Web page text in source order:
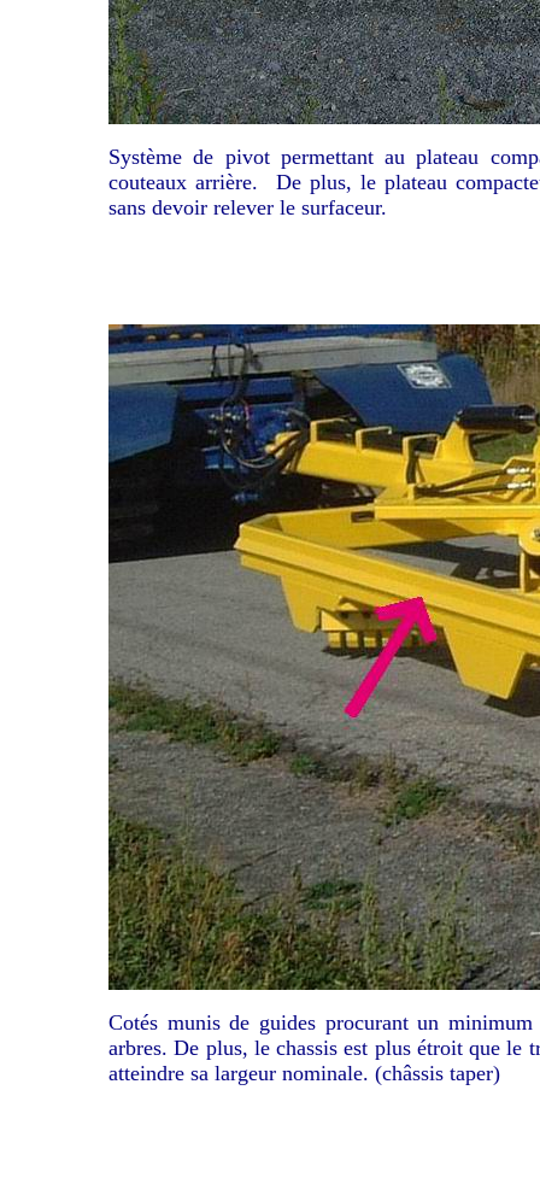
Système de pivot permettant au plateau
couteaux arrière. De plus, le plateau
sans devoir relever le surfaceur.
Cotés munis de guides procurant un
arbres. De plus, le chassis est plus étroit que le
atteindre sa largeur nominale. (châssis taper)